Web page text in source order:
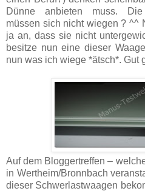
Dünne anbieten muss. Die
müssen sich nicht wiegen ? ^^
ja an, dass sie nicht
besitze nun eine dieser
nun was ich wiege *ätsch*. Gut
Auf dem Bloggertreffen –
in Wertheim/Bronnbach
dieser Schwerlastwaagen